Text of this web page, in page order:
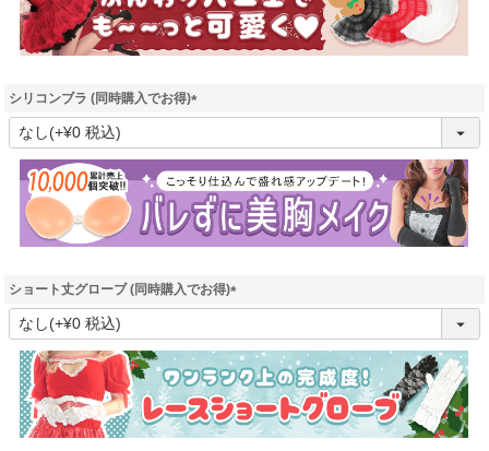
シリコンブラ (同時購入でお得)
(
須
)
ショート丈グローブ (同時購入でお得)
(
須
)